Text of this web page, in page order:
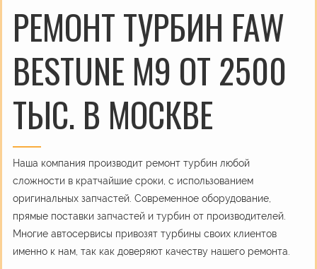
РЕМОНТ ТУРБИН FAW
BESTUNE M9 ОТ 2500
ТЫС. В МОСКВЕ
Наша компания производит ремонт турбин любой
сложности в кратчайшие сроки, с использованием
оригинальных запчастей. Современное оборудование,
прямые поставки запчастей и турбин от производителей.
Многие автосервисы привозят турбины своих клиентов
именно к нам, так как доверяют качеству нашего ремонта.